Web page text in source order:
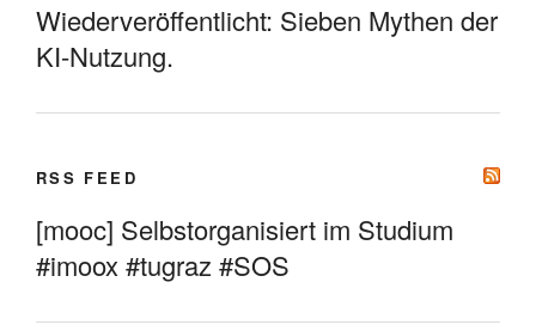
Wiederveröffentlicht: Sieben Mythen der
KI-Nutzung.
RSS FEED
[mooc] Selbstorganisiert im Studium
#imoox #tugraz #SOS